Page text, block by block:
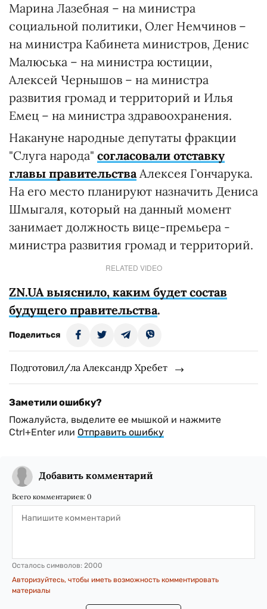
Марина Лазебная – на министра
социальной политики, Олег Немчинов –
на министра Кабинета министров, Денис
Малюська – на министра юстиции,
Алексей Чернышов – на министра
развития громад и территорий и Илья
Емец – на министра здравоохранения.
Накануне народные депутаты фракции
"Слуга народа" согласовали отставку
главы правительства Алексея Гончарука.
На его место планируют назначить Дениса
Шмыгаля, который на данный момент
занимает должность вице-премьера -
министра развития громад и территорий.
RELATED VIDEO
ZN.UA выяснило, каким будет состав
будущего правительства.
Поделиться
Подготовил/ла Александр Хребет
Заметили ошибку?
Пожалуйста, выделите ее мышкой и нажмите
Ctrl+Enter или Отправить ошибку
Добавить комментарий
Всего комментариев: 0
Осталось символов: 2000
Авторизуйтесь, чтобы иметь возможность комментировать
материалы